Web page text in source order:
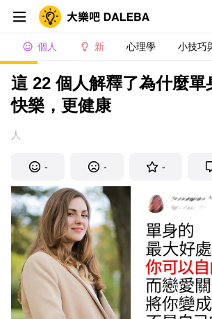
個人 新 心理學 小技巧
這 22 個人解釋了為什麼單
快樂，更健康
人
- - -